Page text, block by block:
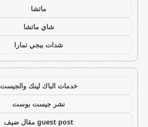
ماتشا
شاي ماتشا
شدات ببجي تمارا
خدمات الباك لينك والجيست
نشر جيست بوست
guest post مقال ضيف